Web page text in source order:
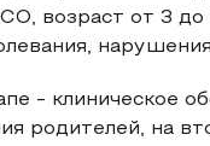
возраст от 3
- клиническое
родителей, на